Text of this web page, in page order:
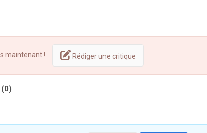
maintenant ! Rédiger une critique
(0)